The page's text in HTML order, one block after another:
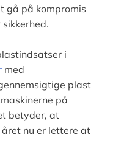
gå på kompromis
i
med
plast
på
betyder, at
nu er lettere at